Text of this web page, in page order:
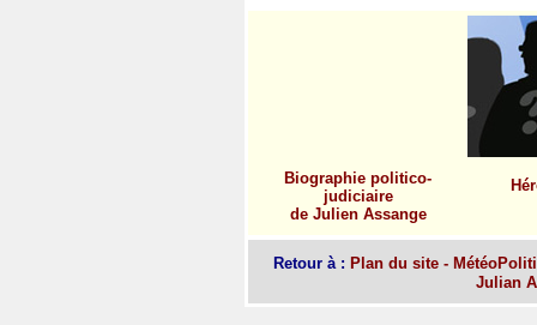
Biographie politico-
judiciaire
de Julien Assange
Retour à : Plan du site-
Julian